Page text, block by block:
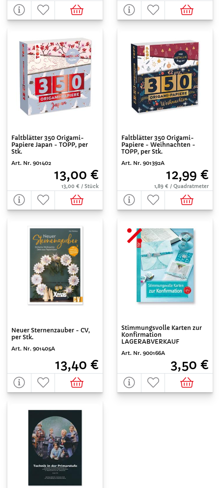
Faltblätter 350 Origami-
Papiere Japan - TOPP, per
Stk.
Art. Nr. 901402
13,00 €
13,00 € / Stück
Faltblätter 350 Origami-
Papiere - Weihnachten -
TOPP, per Stk.
Art. Nr. 901392A
12,99 €
1,89 € / Quadratmeter
Neuer Sternenzauber - CV,
per Stk.
Art. Nr. 901405A
13,40 €
Stimmungsvolle Karten zur
Konfirmation
LAGERABVERKAUF
Art. Nr. 900166A
3,50 €